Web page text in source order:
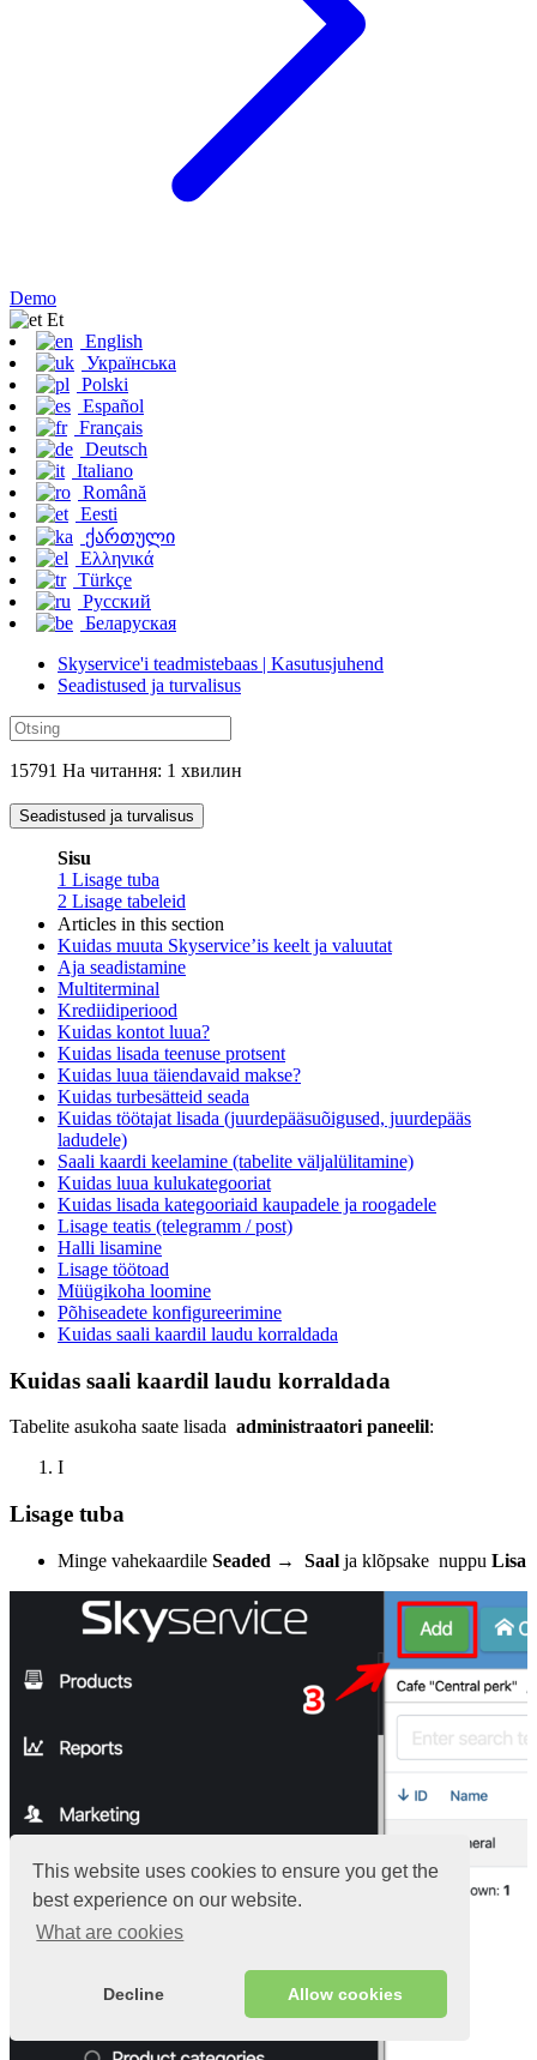
This website uses cookies to ensure you get the
best experience on our website.
What are cookies
Decline Allow cookies
Demo
Et
English
Українська
Polski
Español
Français
Deutsch
Italiano
Română
Eesti
ქართული
Ελληνικά
Türkçe
Русский
Беларуская
Skyservice'i teadmistebaas | Kasutusjuhend
Seadistused ja turvalisus
15791 На читання: 1 хвилин
Seadistused ja turvalisus
Sisu
1 Lisage tuba
2 Lisage tabeleid
Articles in this section
Kuidas muuta Skyservice’is keelt ja valuutat
Aja seadistamine
Multiterminal
Krediidiperiood
Kuidas kontot luua?
Kuidas lisada teenuse protsent
Kuidas luua täiendavaid makse?
Kuidas turbesätteid seada
Kuidas töötajat lisada (juurdepääsuõigused, juurdepääs
ladudele)
Saali kaardi keelamine (tabelite väljalülitamine)
Kuidas luua kulukategooriat
Kuidas lisada kategooriaid kaupadele ja roogadele
Lisage teatis (telegramm / post)
Halli lisamine
Lisage töötoad
Müügikoha loomine
Põhiseadete konfigureerimine
Kuidas saali kaardil laudu korraldada
Kuidas saali kaardil laudu korraldada
Tabelite asukoha saate lisada administraatori paneelil:
I
Lisage tuba
Minge vahekaardile Seaded → Saal ja klõpsake nuppu Lisa